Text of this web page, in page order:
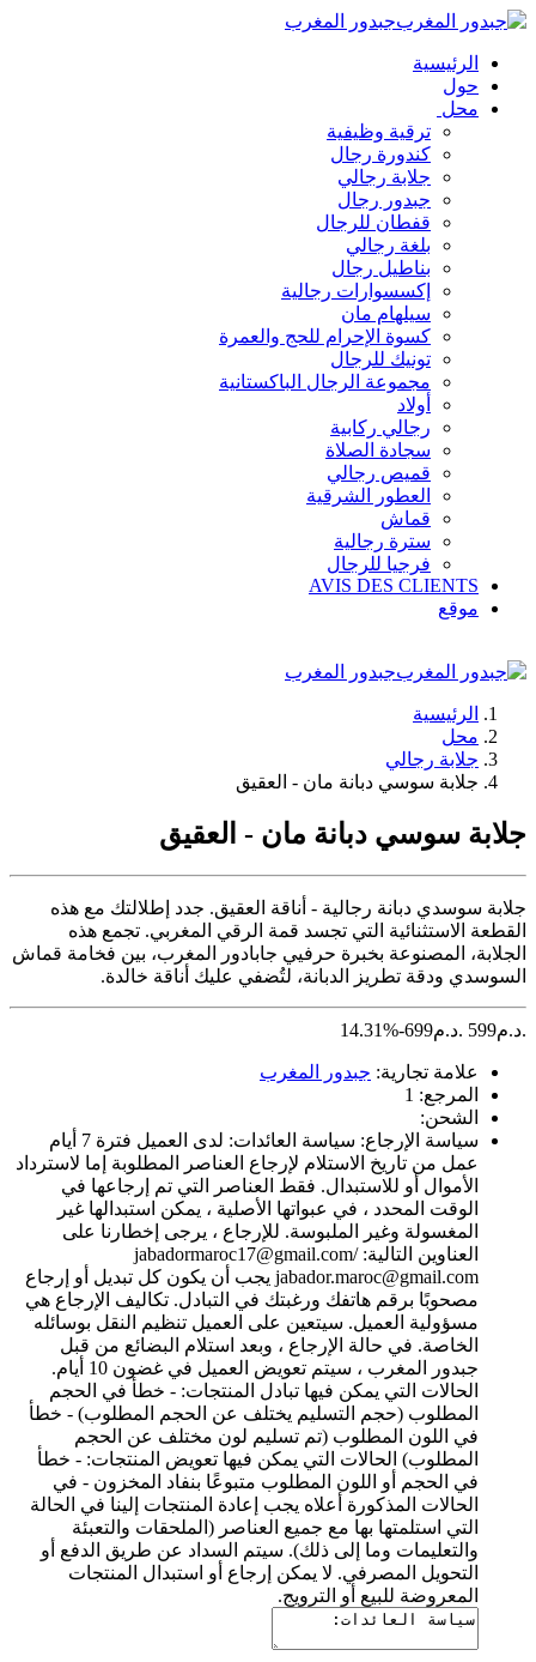
جبدور المغرب
الرئيسية
حول
محل
ترقية وظيفية
كندورة رجال
جلابة رجالي
جبدور رجال
قفطان للرجال
بلغة رجالي
بناطيل رجال
إكسسوارات رجالية
سيلهام مان
كسوة الإحرام للحج والعمرة
تونيك للرجال
مجموعة الرجال الباكستانية
أولاد
رجالي ركابية
سجادة الصلاة
قميص رجالي
العطور الشرقية
قماش
سترة رجالية
فرجيا للرجال
AVIS DES CLIENTS
موقع
جبدور المغرب
الرئيسية
محل
جلابة رجالي
جلابة سوسي دبانة مان - العقيق
جلابة سوسي دبانة مان - العقيق
جلابة سوسدي دبانة رجالية - أناقة العقيق. جدد إطلالتك مع هذه
القطعة الاستثنائية التي تجسد قمة الرقي المغربي. تجمع هذه
الجلابة، المصنوعة بخبرة حرفيي جابادور المغرب، بين فخامة قماش
السوسدي ودقة تطريز الدبانة، لتُضفي عليك أناقة خالدة.
599 د.م. 699 د.م. -14.31%
علامة تجارية: جبدور المغرب
المرجع: 1
الشحن:
سياسة الإرجاع:
سياسة العائدات: لدى العميل فترة 7 أيام
عمل من تاريخ الاستلام لإرجاع العناصر المطلوبة إما لاسترداد
الأموال أو للاستبدال. فقط العناصر التي تم إرجاعها في
الوقت المحدد ، في عبواتها الأصلية ، يمكن استبدالها غير
المغسولة وغير الملبوسة. للإرجاع ، يرجى إخطارنا على
العناوين التالية: jabadormaroc17@gmail.com/
jabador.maroc@gmail.com يجب أن يكون كل تبديل أو إرجاع
مصحوبًا برقم هاتفك ورغبتك في التبادل. تكاليف الإرجاع هي
مسؤولية العميل. سيتعين على العميل تنظيم النقل بوسائله
الخاصة. في حالة الإرجاع ، وبعد استلام البضائع من قبل
جبدور المغرب ، سيتم تعويض العميل في غضون 10 أيام.
الحالات التي يمكن فيها تبادل المنتجات: - خطأ في الحجم
المطلوب (حجم التسليم يختلف عن الحجم المطلوب) - خطأ
في اللون المطلوب (تم تسليم لون مختلف عن الحجم
المطلوب) الحالات التي يمكن فيها تعويض المنتجات: - خطأ
في الحجم أو اللون المطلوب متبوعًا بنفاد المخزون - في
الحالات المذكورة أعلاه يجب إعادة المنتجات إلينا في الحالة
التي استلمتها بها مع جميع العناصر (الملحقات والتعبئة
والتعليمات وما إلى ذلك). سيتم السداد عن طريق الدفع أو
التحويل المصرفي. لا يمكن إرجاع أو استبدال المنتجات
المعروضة للبيع أو الترويج.